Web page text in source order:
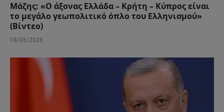
Μάζης: «Ο άξονας Ελλάδα – Κρήτη – Κύπρος είναι
το μεγάλο γεωπολιτικό όπλο του Ελληνισμού»
(Βίντεο)
18/06/2026